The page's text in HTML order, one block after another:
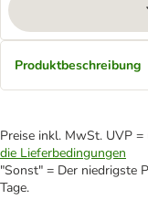
Produktbeschreibung
Preise inkl. MwSt. UVP
die Lieferbedingungen
"Sonst" = Der niedrigste
Tage.